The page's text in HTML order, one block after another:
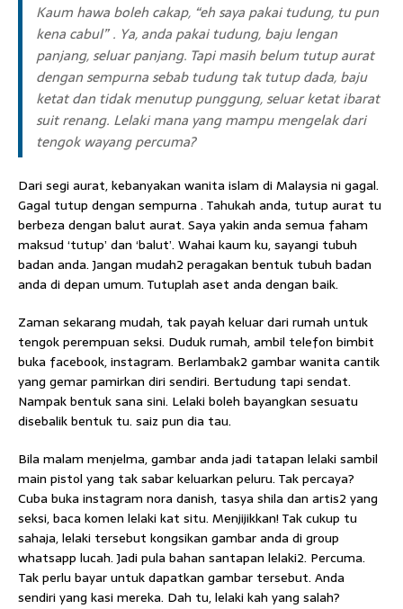
Kaum hawa boleh cakap, “eh saya pakai tudung, tu pun
kena cabul” . Ya, anda pakai tudung, baju lengan
panjang, seluar panjang. Tapi masih belum tutup aurat
dengan sempurna sebab tudung tak tutup dada, baju
ketat dan tidak menutup punggung, seluar ketat ibarat
suit renang. Lelaki mana yang mampu mengelak dari
tengok wayang percuma?
Dari segi aurat, kebanyakan wanita islam di Malaysia ni gagal.
Gagal tutup dengan sempurna . Tahukah anda, tutup aurat tu
berbeza dengan balut aurat. Saya yakin anda semua faham
maksud ‘tutup’ dan ‘balut’. Wahai kaum ku, sayangi tubuh
badan anda. Jangan mudah2 peragakan bentuk tubuh badan
anda di depan umum. Tutuplah aset anda dengan baik.
Zaman sekarang mudah, tak payah keluar dari rumah untuk
tengok perempuan seksi. Duduk rumah, ambil telefon bimbit
buka facebook, instagram. Berlambak2 gambar wanita cantik
yang gemar pamirkan diri sendiri. Bertudung tapi sendat.
Nampak bentuk sana sini. Lelaki boleh bayangkan sesuatu
disebalik bentuk tu. saiz pun dia tau.
Bila malam menjelma, gambar anda jadi tatapan lelaki sambil
main pistol yang tak sabar keluarkan peluru. Tak percaya?
Cuba buka instagram nora danish, tasya shila dan artis2 yang
seksi, baca komen lelaki kat situ. Menjijikkan! Tak cukup tu
sahaja, lelaki tersebut kongsikan gambar anda di group
whatsapp lucah. Jadi pula bahan santapan lelaki2. Percuma.
Tak perlu bayar untuk dapatkan gambar tersebut. Anda
sendiri yang kasi mereka. Dah tu, lelaki kah yang salah?